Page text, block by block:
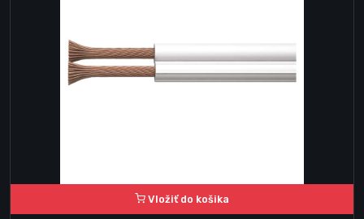
Vložiť do košika